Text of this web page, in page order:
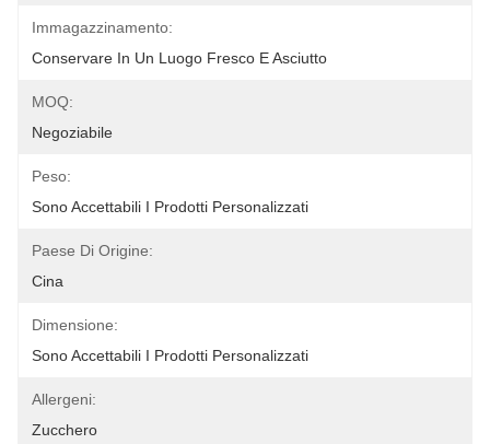
Immagazzinamento:
Conservare In Un Luogo Fresco E Asciutto
MOQ:
Negoziabile
Peso:
Sono Accettabili I Prodotti Personalizzati
Paese Di Origine:
Cina
Dimensione:
Sono Accettabili I Prodotti Personalizzati
Allergeni:
Zucchero